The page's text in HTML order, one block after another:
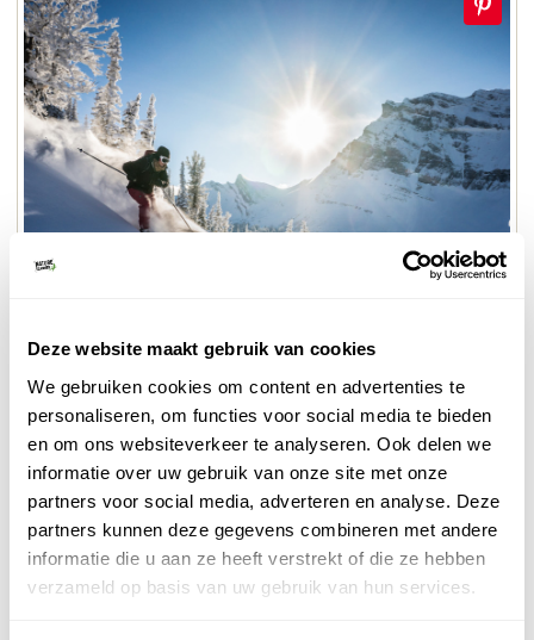
Deze website maakt gebruik van cookies
We gebruiken cookies om content en advertenties te
personaliseren, om functies voor social media te bieden
en om ons websiteverkeer te analyseren. Ook delen we
informatie over uw gebruik van onze site met onze
partners voor social media, adverteren en analyse. Deze
partners kunnen deze gegevens combineren met andere
informatie die u aan ze heeft verstrekt of die ze hebben
verzameld op basis van uw gebruik van hun services.
Georganiseerd op vakantie
Dat kan met Bergsportreizen. Elke winter organiseren
zij diverse reizen voor beginners en gevorderden,
ongedwongen en goed georganiseerd op vakantie. In
kleine groepjes maak je schitterende tochten onder
leiding van professionele berggidsen. Je slaapt in
mooie berghutten en leert de fijne kneepjes van het